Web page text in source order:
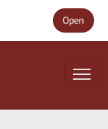
Open